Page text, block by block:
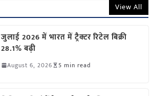
View All
जुलाई 2026 में भारत में ट्रैक्टर रिटेल बिक्री
28.1% बढ़ी
August 6, 2026 5 min read